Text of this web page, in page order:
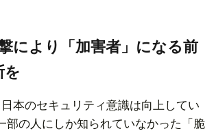
により「加害者」になる前
を
本のセキュリティ意識は向上してい
部の人にしか知られていなかった「脆